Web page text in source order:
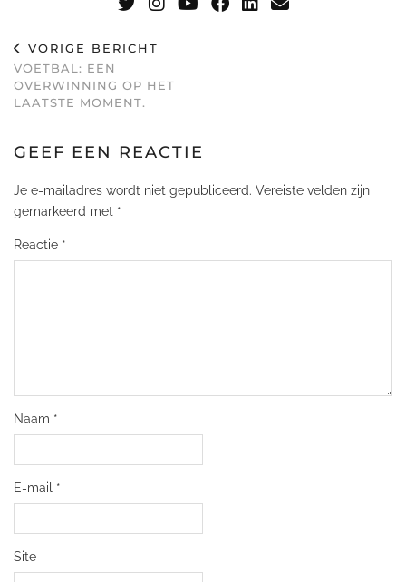
VORIGE BERICHT
VOETBAL: EEN
OVERWINNING OP HET
LAATSTE MOMENT.
GEEF EEN REACTIE
Je e-mailadres wordt niet gepubliceerd. Vereiste velden zijn
gemarkeerd met *
Reactie *
Naam *
E-mail *
Site